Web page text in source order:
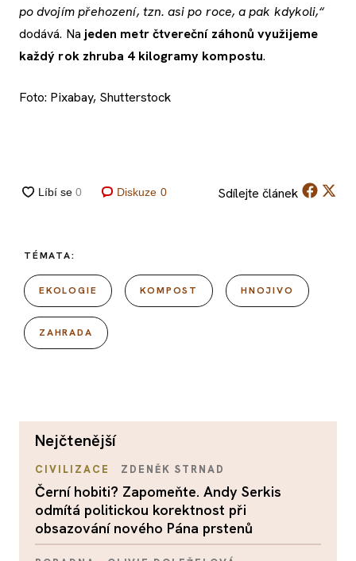
po dvojím přehození, tzn. asi po roce, a pak kdykoli,“
dodává. Na jeden metr čtvereční záhonů využijeme
každý rok zhruba 4 kilogramy kompostu.
Foto: Pixabay, Shutterstock
Diskuze 0 Sdílejte článek
TÉMATA:
EKOLOGIE KOMPOST HNOJIVO
ZAHRADA
nejčtenější
CIVILIZACE ZDENĚK STRNAD
Černí hobiti? Zapomeňte. Andy Serkis
odmítá politickou korektnost při
obsazování nového Pána prstenů